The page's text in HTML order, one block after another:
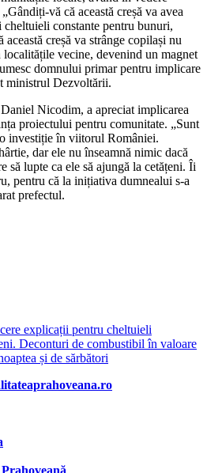
vă că această creșă va avea
constante pentru bunuri,
creșă va strânge copilași nu
vecine, devenind un magnet
domnului primar pentru implicare
ministrul Dezvoltării.
Nicodim, a apreciat implicarea
proiectului pentru comunitate. „Sunt
investiție în viitorul României.
dar ele nu înseamnă nimic dacă
să lupte ca ele să ajungă la cetățeni. Îi
pentru că la inițiativa dumnealui s-a
prefectul.
explicații pentru cheltuieli
Deconturi de combustibil în valoare
și de sărbători